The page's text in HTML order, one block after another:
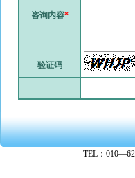
咨询内容*
验证码
TEL：